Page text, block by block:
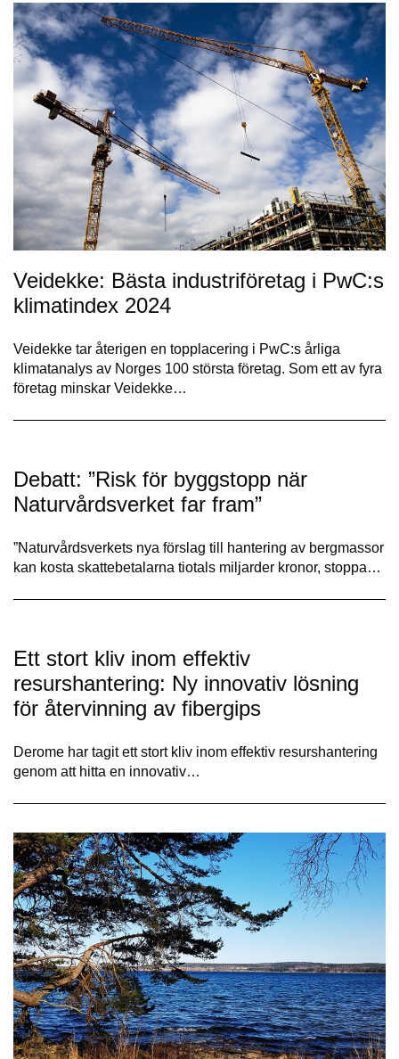
Veidekke: Bästa industriföretag i PwC:s
klimatindex 2024
Veidekke tar återigen en topplacering i PwC:s årliga
klimatanalys av Norges 100 största företag. Som ett av fyra
företag minskar Veidekke…
Debatt: ”Risk för byggstopp när
Naturvårdsverket far fram”
”Naturvårdsverkets nya förslag till hantering av bergmassor
kan kosta skatte­betalarna tiotals miljarder kronor, stoppa…
Ett stort kliv inom effektiv
resurshantering: Ny innovativ lösning
för återvinning av fibergips
Derome har tagit ett stort kliv inom effektiv resurshantering
genom att hitta en innovativ…